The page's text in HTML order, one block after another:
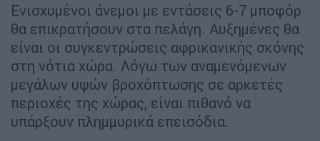
Ενισχυμένοι άνεμοι με εντάσεις 6-7 μποφόρ
θα επικρατήσουν στα πελάγη. Αυξημένες θα
είναι οι συγκεντρώσεις αφρικανικής σκόνης
στη νότια χώρα. Λόγω των αναμενόμενων
μεγάλων υψών βροχόπτωσης σε αρκετές
περιοχές της χώρας, είναι πιθανό να
υπάρξουν πλημμυρικά επεισόδια.